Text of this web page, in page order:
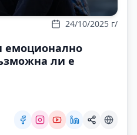
24/10/2025 г/
емоционално
ли е